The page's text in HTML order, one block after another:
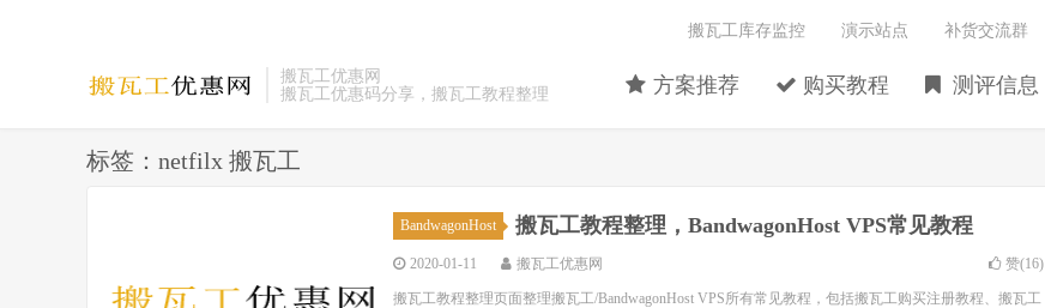
搬瓦工优惠网
搬瓦工优惠码分享，搬瓦工教程整理
方案推荐 购买教程 测评信息
搬瓦工库存监控 演示站点 补货交流群
标签：netfilx 搬瓦工
BandwagonHost 搬瓦工教程整理，BandwagonHost VPS常见教程
2020-01-11 搬瓦工优惠网 赞(16)
搬瓦工教程整理页面整理搬瓦工/BandwagonHost VPS所有常见教程，包括搬瓦工购买注册教程、搬瓦工